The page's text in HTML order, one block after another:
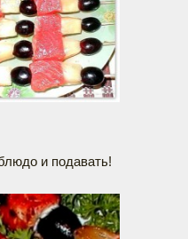
и подавать!